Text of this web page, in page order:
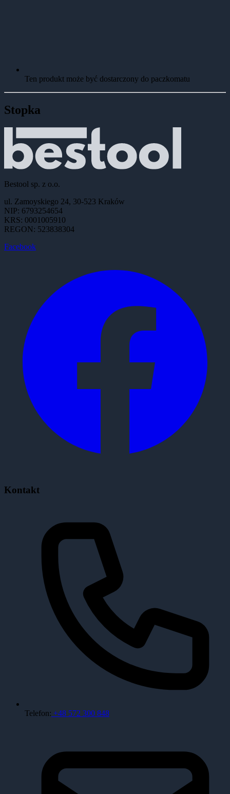
Ten produkt może być dostarczony do paczkomatu
Stopka
Bestool sp. z o.o.
ul. Zamoyskiego 24, 30-523 Kraków
NIP: 6793254654
KRS: 0001005910
REGON: 523838304
Facebook
Kontakt
Telefon: +48 572 300 848